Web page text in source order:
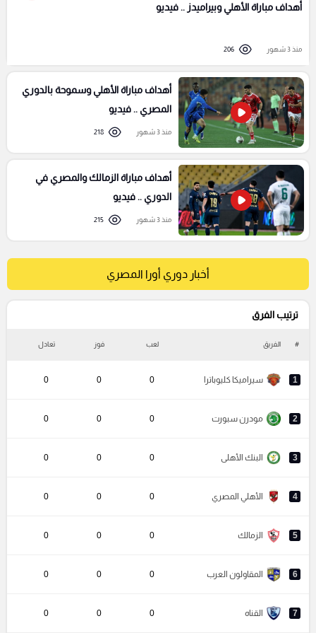
أهداف مباراة الأهلي وبيراميدز .. فيديو
منذ 3 شهور 206
أهداف مباراة الأهلي وسموحة بالدوري
المصري .. فيديو
منذ 3 شهور 218
أهداف مباراة الزمالك والمصري في
الدوري .. فيديو
منذ 3 شهور 215
أخبار دوري أورا المصري
ترتيب الفرق
# الفريق لعب فوز تعادل
1 سيراميكا كليوباترا 0
0
0
2 مودرن سبورت 0
0
0
3 البنك الأهلى 0
0
0
4 الأهلي المصري 0
0
0
5 الزمالك 0
0
0
6 المقاولون العرب 0
0
0
7 القناه 0
0
0